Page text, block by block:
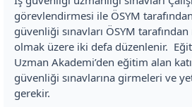
görevlendirmesi ile ÖSYM
güvenliği sınavları ÖSYM tarafından
olmak üzere iki defa düzenlenir.
Uzman Akademi’den eğitim alan
güvenliği sınavlarına girmeleri ve
gerekir.